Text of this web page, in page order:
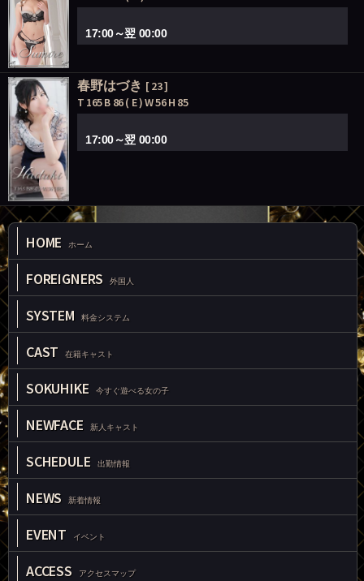
17:00～翌 00:00
春野はづき [ 23 ]
T 165 B 86 ( E ) W 56 H 85
17:00～翌 00:00
HOME ホーム
FOREIGNERS 外国人
SYSTEM 料金システム
CAST 在籍キャスト
SOKUHIKE 今すぐ遊べる女の子
NEWFACE 新人キャスト
SCHEDULE 出勤情報
NEWS 新着情報
EVENT イベント
ACCESS アクセスマップ